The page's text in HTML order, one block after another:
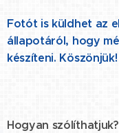
Fotót is küldhet az
állapotáról, hogy
készíteni. Köszönjük!
Hogyan